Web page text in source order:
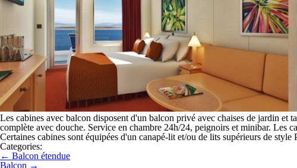
Les cabines avec balcon disposent d'un balcon privé avec chaises de jardin et
complète avec douche. Service en chambre 24h/24, peignoirs et minibar. Les
Certaines cabines sont équipées d'un canapé-lit et/ou de lits supérieurs de
Categories:
← Balcon étendue
Balcon →